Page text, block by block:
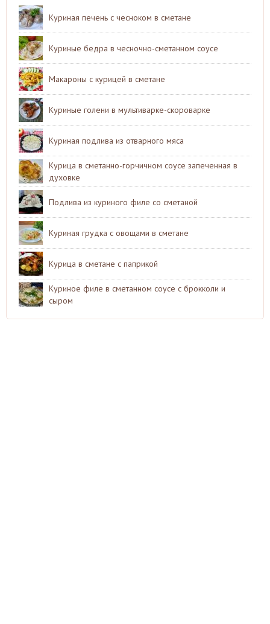
Куриная печень с чесноком в сметане
Куриные бедра в чесночно-сметанном соусе
Макароны с курицей в сметане
Куриные голени в мультиварке-скороварке
Куриная подлива из отварного мяса
Курица в сметанно-горчичном соусе запеченная в
духовке
Подлива из куриного филе со сметаной
Куриная грудка с овощами в сметане
Курица в сметане с паприкой
Куриное филе в сметанном соусе с брокколи и
сыром